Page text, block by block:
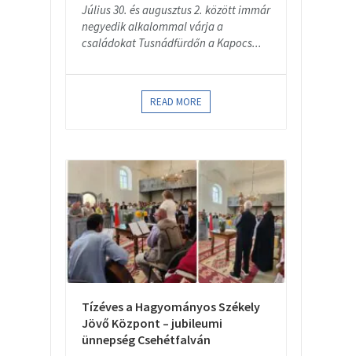
Július 30. és augusztus 2. között immár
negyedik alkalommal várja a
családokat Tusnádfürdőn a Kapocs...
READ MORE
Tízéves a Hagyományos Székely
Jövő Központ – jubileumi
ünnepség Csehétfalván